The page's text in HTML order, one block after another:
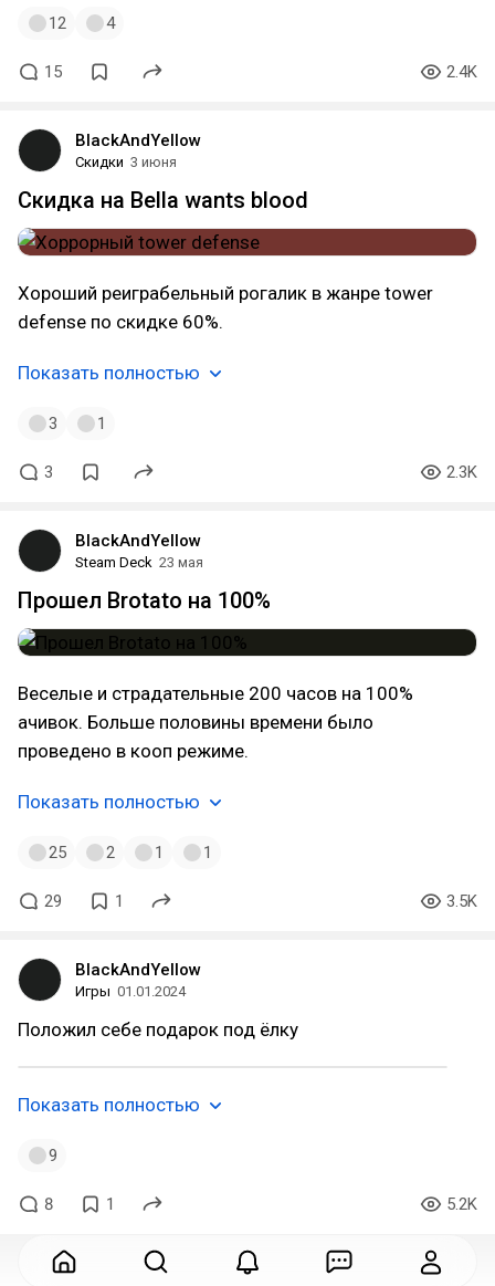
12 4
15 2.4K
BlackAndYellow
Скидки 3 июня
Скидка на Bella wants blood
Хороший реиграбельный рогалик в жанре tower
defense по скидке 60%.
Показать полностью
3 1
3 2.3K
BlackAndYellow
Steam Deck 23 мая
Прошел Brotato на 100%
Веселые и страдательные 200 часов на 100%
ачивок. Больше половины времени было
проведено в кооп режиме.
Показать полностью
25 2 1 1
29 1 3.5K
BlackAndYellow
Игры 01.01.2024
Положил себе подарок под ёлку
Показать полностью
9
8 1 5.2K